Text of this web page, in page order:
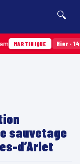
🔍
Hier · 14h14
sauvetage
d’Arlet